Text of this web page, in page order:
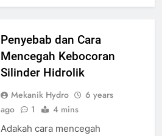
Penyebab dan Cara
Mencegah Kebocoran
Silinder Hidrolik
Mekanik Hydro
6 years
ago
1 4 mins
Adakah cara mencegah